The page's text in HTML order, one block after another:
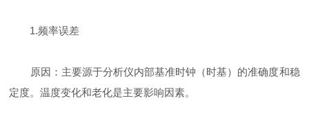
1.频率误差
原因：主要源于分析仪内部基准时钟（时基）的准确度和稳
定度。温度变化和老化是主要影响因素。